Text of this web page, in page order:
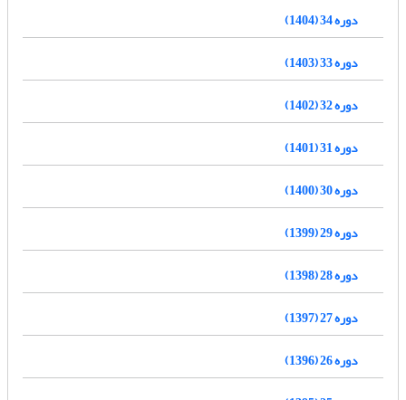
دوره 34 (1404)
دوره 33 (1403)
دوره 32 (1402)
دوره 31 (1401)
دوره 30 (1400)
دوره 29 (1399)
دوره 28 (1398)
دوره 27 (1397)
دوره 26 (1396)